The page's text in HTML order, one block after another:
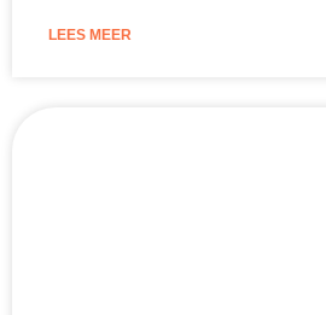
LEES MEER